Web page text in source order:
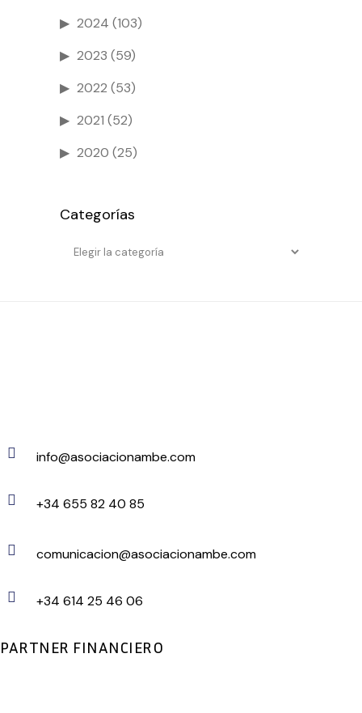
2024 (103)
2023 (59)
2022 (53)
2021 (52)
2020 (25)
Categorías
Categorías
info@asociacionambe.com
+34 655 82 40 85
comunicacion@asociacionambe.com
+34 614 25 46 06
PARTNER FINANCIERO